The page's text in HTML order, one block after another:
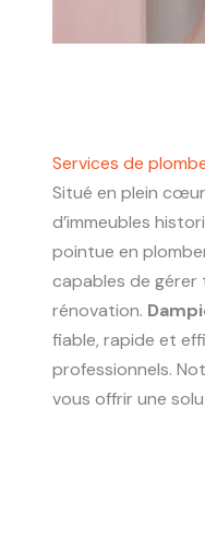
Services de
Situé en plein
d’immeubles
pointue en
capables de gérer
rénovation.
fiable, rapide et
professionnels.
vous offrir une